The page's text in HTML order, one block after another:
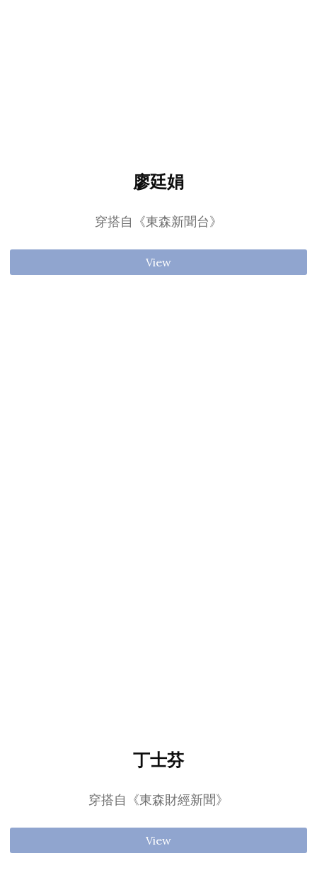
廖廷娟
穿搭自《東森新聞台》
View
丁士芬
穿搭自《東森財經新聞》
View